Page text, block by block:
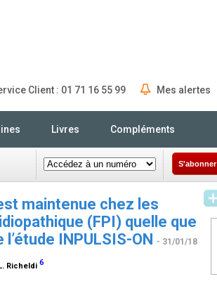
Client : 01 71 16 55 99 Mes alertes
Livres Compléments
S'abonner
maintenue chez les
(FPI) quelle que
INPULSIS-ON - 31/01/18
Richeldi 6